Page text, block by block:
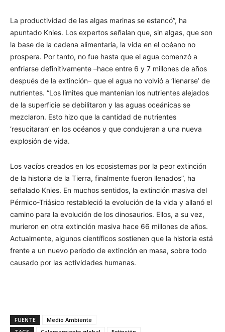
La productividad de las algas marinas se estancó”, ha
apuntado Knies. Los expertos señalan que, sin algas, que son
la base de la cadena alimentaria, la vida en el océano no
prospera. Por tanto, no fue hasta que el agua comenzó a
enfriarse definitivamente –hace entre 6 y 7 millones de años
después de la extinción– que el agua no volvió a ‘llenarse’ de
nutrientes. “Los límites que mantenían los nutrientes alejados
de la superficie se debilitaron y las aguas oceánicas se
mezclaron. Esto hizo que la cantidad de nutrientes
‘resucitaran’ en los océanos y que condujeran a una nueva
explosión de vida.
Los vacíos creados en los ecosistemas por la peor extinción
de la historia de la Tierra, finalmente fueron llenados”, ha
señalado Knies. En muchos sentidos, la extinción masiva del
Pérmico-Triásico restableció la evolución de la vida y allanó el
camino para la evolución de los dinosaurios. Ellos, a su vez,
murieron en otra extinción masiva hace 66 millones de años.
Actualmente, algunos científicos sostienen que la historia está
frente a un nuevo período de extinción en masa, sobre todo
causado por las actividades humanas.
FUENTE
Medio Ambiente